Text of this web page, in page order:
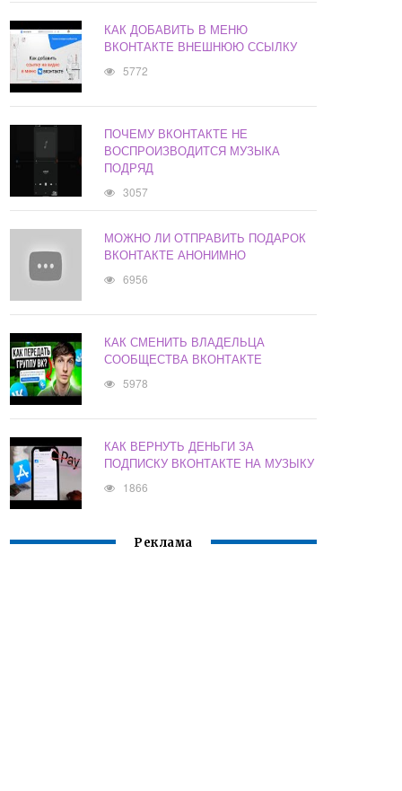
КАК ДОБАВИТЬ В МЕНЮ
ВКОНТАКТЕ ВНЕШНЮЮ ССЫЛКУ
5772
ПОЧЕМУ ВКОНТАКТЕ НЕ
ВОСПРОИЗВОДИТСЯ МУЗЫКА
ПОДРЯД
3057
МОЖНО ЛИ ОТПРАВИТЬ ПОДАРОК
ВКОНТАКТЕ АНОНИМНО
6956
КАК СМЕНИТЬ ВЛАДЕЛЬЦА
СООБЩЕСТВА ВКОНТАКТЕ
5978
КАК ВЕРНУТЬ ДЕНЬГИ ЗА
ПОДПИСКУ ВКОНТАКТЕ НА МУЗЫКУ
1866
Реклама